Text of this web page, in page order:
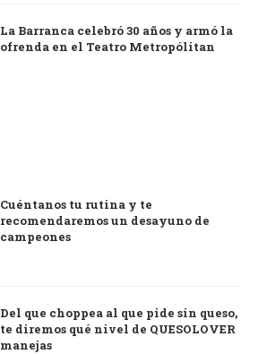
La Barranca celebró 30 años y armó la
ofrenda en el Teatro Metropólitan
Cuéntanos tu rutina y te
recomendaremos un desayuno de
campeones
Del que choppea al que pide sin queso,
te diremos qué nivel de QUESOLOVER
manejas